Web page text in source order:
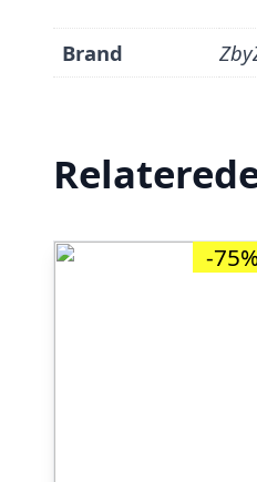
Brand
-